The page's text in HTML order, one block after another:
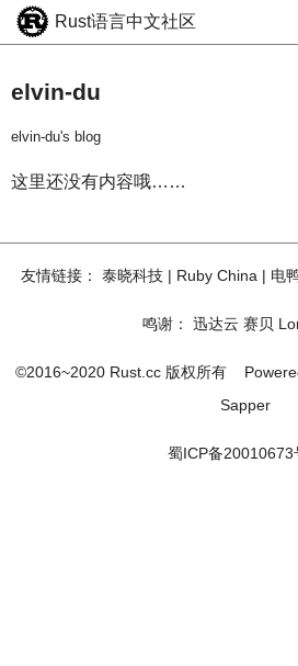
Rust语言中文社区
elvin-du
elvin-du's blog
这里还没有内容哦……
友情链接： 泰晓科技| Ruby China | 电
鸣谢： 迅达云 赛贝
©2016~2020 Rust.cc 版权所有
Sapper
蜀ICP备20010673